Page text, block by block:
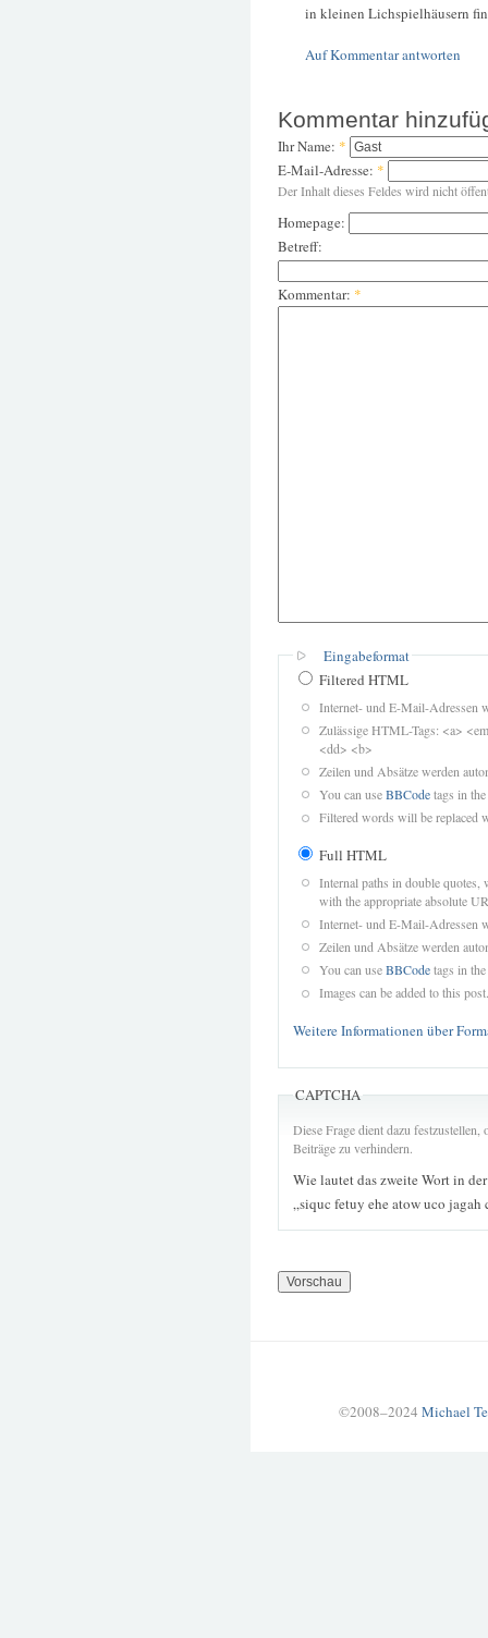
in kleinen Lichspielhäusern
Auf Kommentar antworten
Kommentar
Ihr Name: *
E-Mail-Adresse: *
Der Inhalt dieses Feldes wird nicht
Homepage:
Betreff:
Kommentar: *
Eingabeformat
Filtered HTML
Internet- und E-Mail-Adressen
Zulässige HTML-Tags: <a>
<dd> <b>
Zeilen und Absätze werden
You can useBBCodetags in
Filtered words will be replaced
Full HTML
Internal paths in double quotes,
with the appropriate absolute
Internet- und E-Mail-Adressen
Zeilen und Absätze werden
You can useBBCodetags in
Images can be added to this post.
Weitere Informationen über
CAPTCHA
Diese Frage dient dazu
Beiträge zu verhindern.
Wie lautet das zweite Wort in
„siquc fetuy ehe atow uco
©2008–2024 Michael